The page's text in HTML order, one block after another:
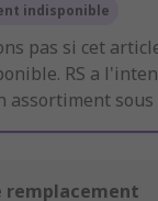
indisponible
pas si cet
RS a
assortiment sous
remplacement